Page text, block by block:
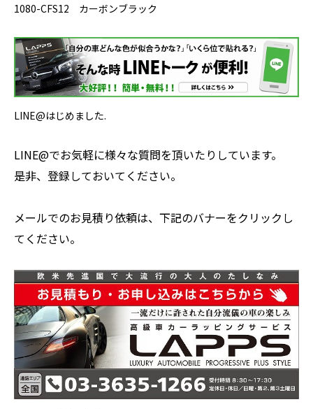
1080-CFS12 カーボンブラック
LINE@はじめました.
LINE@でお気軽に様々な質問を頂いたりしています。
是非、登録しておいてください。
メールでのお見積り依頼は、下記のバナーをクリックし
てください。